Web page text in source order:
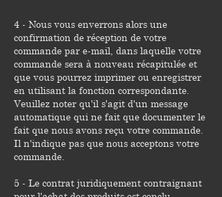
4 - Nous vous enverrons alors une
confirmation de réception de votre
commande par e-mail, dans laquelle votre
commande sera à nouveau récapitulée et
que vous pourrez imprimer ou enregistrer
en utilisant la fonction correspondante.
Veuillez noter qu'il s'agit d'un message
automatique qui ne fait que documenter le
fait que nous avons reçu votre commande.
Il n'indique pas que nous acceptons votre
commande.
5 - Le contrat juridiquement contraignant